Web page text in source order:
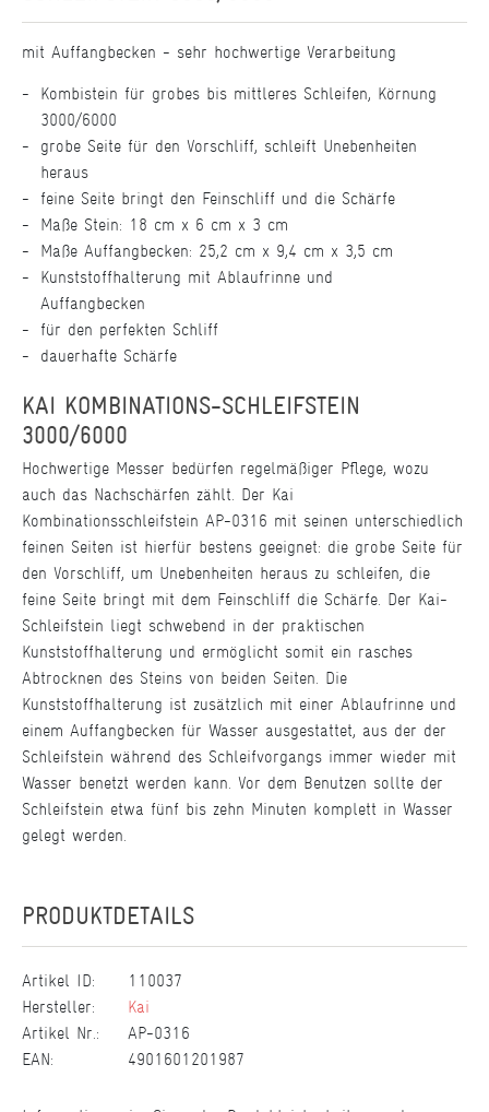
mit Auffangbecken - sehr hochwertige Verarbeitung
Kombistein für grobes bis mittleres Schleifen, Körnung
3000/6000
grobe Seite für den Vorschliff, schleift Unebenheiten
heraus
feine Seite bringt den Feinschliff und die Schärfe
Maße Stein: 18 cm x 6 cm x 3 cm
Maße Auffangbecken: 25,2 cm x 9,4 cm x 3,5 cm
Kunststoffhalterung mit Ablaufrinne und
Auffangbecken
für den perfekten Schliff
dauerhafte Schärfe
KAI KOMBINATIONS-SCHLEIFSTEIN
3000/6000
Hochwertige Messer bedürfen regelmäßiger Pflege, wozu
auch das Nachschärfen zählt. Der Kai
Kombinationsschleifstein AP-0316 mit seinen unterschiedlich
feinen Seiten ist hierfür bestens geeignet: die grobe Seite für
den Vorschliff, um Unebenheiten heraus zu schleifen, die
feine Seite bringt mit dem Feinschliff die Schärfe. Der Kai-
Schleifstein liegt schwebend in der praktischen
Kunststoffhalterung und ermöglicht somit ein rasches
Abtrocknen des Steins von beiden Seiten. Die
Kunststoffhalterung ist zusätzlich mit einer Ablaufrinne und
einem Auffangbecken für Wasser ausgestattet, aus der der
Schleifstein während des Schleifvorgangs immer wieder mit
Wasser benetzt werden kann. Vor dem Benutzen sollte der
Schleifstein etwa fünf bis zehn Minuten komplett in Wasser
gelegt werden.
PRODUKTDETAILS
Artikel ID:
110037
Hersteller:
Kai
Artikel Nr.:
AP-0316
EAN:
4901601201987